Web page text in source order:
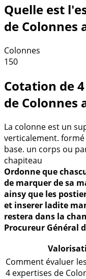
Quelle est
de Colonnes
Colonnes
150
Cotation de
de Colonnes
La colonne est un
verticalement.
base. un corps ou
chapiteau
Ordonne que
de marquer de sa
ainsy que les
et inserer ladite
restera dans la
Procureur Général
Comment évaluer
4 expertises de